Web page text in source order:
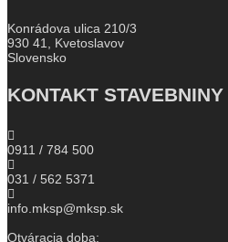
Konrádova ulica 210/3
930 41, Kvetoslavov
Slovensko
KONTAKT STAVEBNINY
0911 / 784 500
031 / 562 5371
info.mksp@mksp.sk
Otváracia doba: